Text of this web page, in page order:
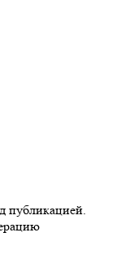
публикацией.